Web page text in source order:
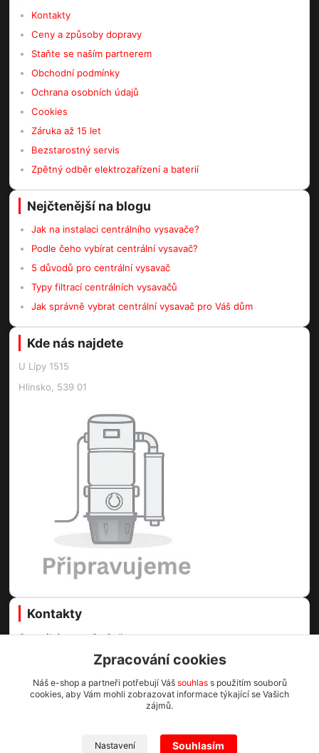
Kontakty
Ceny a způsoby dopravy
Staňte se naším partnerem
Obchodní podmínky
Ochrana osobních údajů
Cookies
Záruka až 15 let
Bezstarostný servis
Zpětný odběr elektrozařízení a baterií
Nejčtenější na blogu
Jak na instalaci centrálního vysavače?
Podle čeho vybírat centrální vysavač?
5 důvodů pro centrální vysavač
Typy filtrací centrálních vysavačů
Jak správně vybrat centrální vysavač pro Váš dům
Kde nás najdete
U Lípy 1515
Hlinsko, 539 01
Kontakty
Centrální vysavače Online
Martin Voda
+420 773 996 089
(Po-Pá, 8-16.30 hod.)
Zpracování cookies
Náš e-shop a partneři potřebují Váš souhlass použitím souborů
cookies, aby Vám mohli zobrazovat informace týkající se Vašich
zájmů.
Nastavení Souhlasím